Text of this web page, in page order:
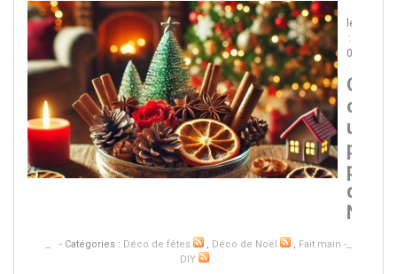
le
:
05/09/
créer
un
pot
pourri
de
Noël
- Catégories : Déco de fêtes , Déco de Noël , Fait main -
DIY